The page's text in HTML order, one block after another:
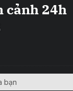
cảnh 24h
bạn